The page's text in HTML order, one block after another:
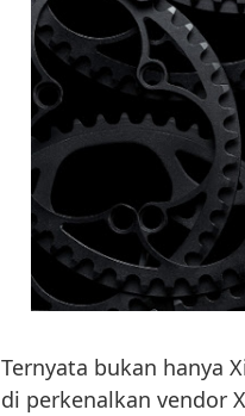
Ternyata bukan hanya
di perkenalkan vendor